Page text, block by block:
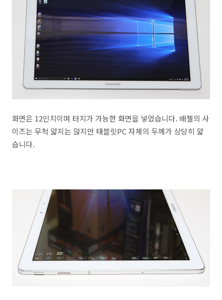
화면은 12인치이며 터치가 가능한 화면을 넣었습니다. 배젤의 사
이즈는 무척 얇지는 않지만 태블릿PC 자체의 두께가 상당히 얇
습니다.